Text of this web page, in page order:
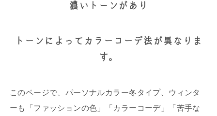
濃いトーンがあり
トーンによってカラーコーデ法が異なりま
す。
このページで、パーソナルカラー冬タイプ、ウィンタ
ーも「ファッションの色」「カラーコーデ」「苦手な